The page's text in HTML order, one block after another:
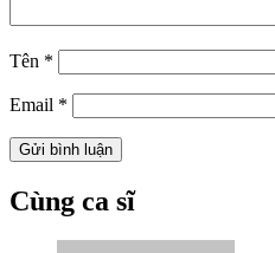
Tên *
Email *
Cùng ca sĩ